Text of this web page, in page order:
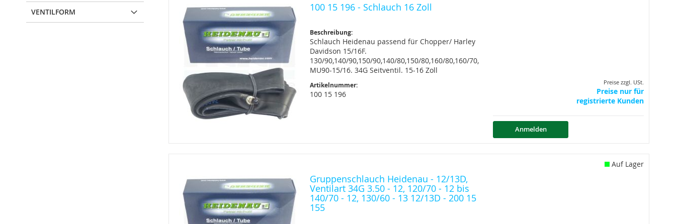
100 15 196 - Schlauch 16 Zoll
Beschreibung:
Schlauch Heidenau passend für Chopper/ Harley
Davidson 15/16F.
130/90,140/90,150/90,140/80,150/80,160/80,160/70,
MU90-15/16. 34G Seitventil. 15-16 Zoll
Artikelnummer:
100 15 196
Preise zzgl. USt.
Preise nur für
registrierte Kunden
Anmelden
Gruppenschlauch Heidenau - 12/13D,
Ventilart 34G 3.50 - 12, 120/70 - 12 bis
140/70 - 12, 130/60 - 13 12/13D - 200 15
155
Auf Lager
VENTILFORM